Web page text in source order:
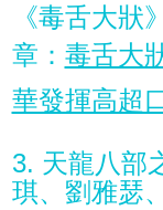
《毒舌大狀
章： 毒舌大
華發揮高超
3. 天龍八部
琪、劉雅瑟